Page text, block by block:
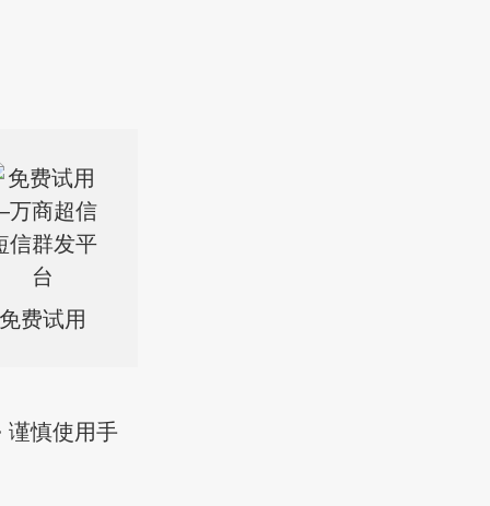
免费试用
慎使用手